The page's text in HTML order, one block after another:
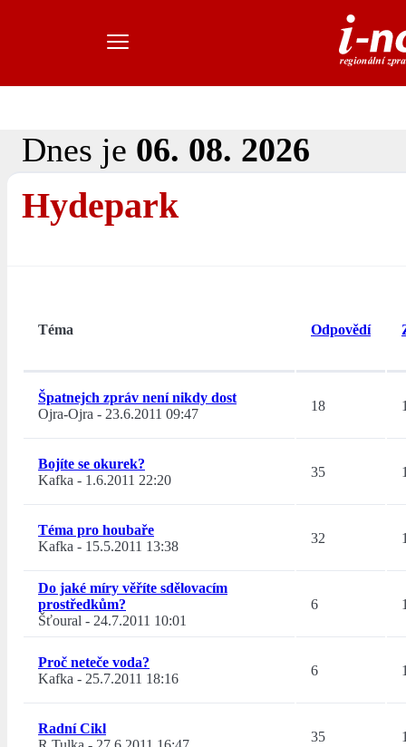
Dnes je 06. 08. 2026
Hydepark
Téma Odpovědí
Špatnejch zpráv není nikdy dost
Ojra-Ojra - 23.6.2011 09:47
18
Bojíte se okurek?
Kafka - 1.6.2011 22:20
35
Téma pro houbaře
Kafka - 15.5.2011 13:38
32
Do jaké míry věříte sdělovacím
prostředkům?
Šťoural - 24.7.2011 10:01
6
Proč neteče voda?
Kafka - 25.7.2011 18:16
6
Radní Cikl
35